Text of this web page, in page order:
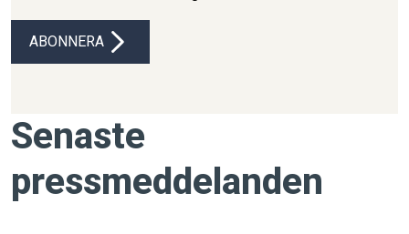
Senaste
pressmeddelanden